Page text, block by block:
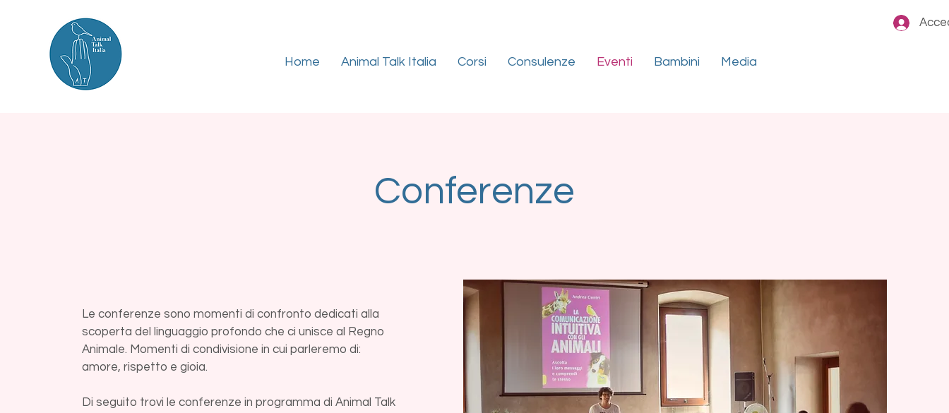
Home Animal Talk Italia Corsi Consulenze Eventi Bambini Media
Conferenze
Le conferenze sono momenti di confronto dedicati alla
scoperta del linguaggio profondo che ci unisce al Regno
Animale. Momenti di condivisione in cui parleremo di:
amore, rispetto e gioia.
Di seguito trovi le conferenze in programma di Animal Talk